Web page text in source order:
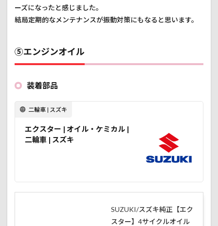
ーズになったと感じました。
結局定期的なメンテナンスが振動対策にもなると思います。
⑤エンジンオイル
装着部品
二輪車 | スズキ
エクスター | オイル・ケミカル |
二輪車 | スズキ
SUZUKI/スズキ純正【エク
スター】4サイクルオイル